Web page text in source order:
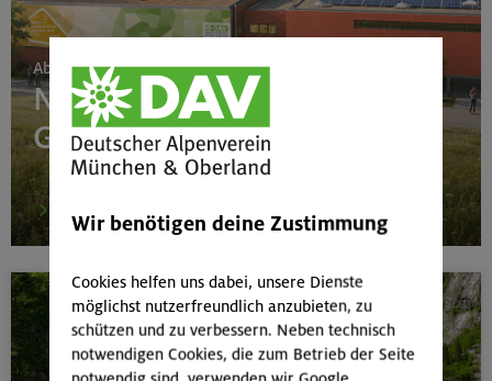
Ab 24. Juni 2026
Neubau Boulderhalle
Gilching
mehr
Wir benötigen deine Zustimmung
Cookies helfen uns dabei, unsere Dienste
möglichst nutzerfreundlich anzubieten, zu
schützen und zu verbessern. Neben technisch
notwendigen Cookies, die zum Betrieb der Seite